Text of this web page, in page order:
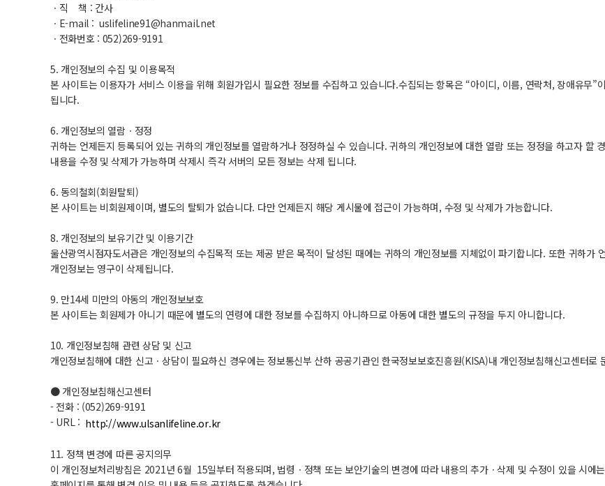
ㆍ직 책 : 간사
ㆍE-mail : uslifeline91@hanmail.net
ㆍ전화번호 : 052)269-9191
5. 개인정보의 수집 및 이용목적
본 사이트는 이용자가 서비스 이용을 위해 회원가입시 필요한 정보를 수집하고 있습니다.수집되는 항목은 “아이디, 이름, 연락처, 장애유무
됩니다.
6. 개인정보의 열람ㆍ정정
귀하는 언제든지 등록되어 있는 귀하의 개인정보를 열람하거나 정정하실 수 있습니다. 귀하의 개인정보에 대한 열람 또는 정정을 하고자 할
내용을 수정 및 삭제가 가능하며 삭제시 즉각 서버의 모든 정보는 삭제 됩니다.
6. 동의철회(회원탈퇴)
본 사이트는 비회원제이며, 별도의 탈퇴가 없습니다. 다만 언제든지 해당 게시물에 접근이 가능하며, 수정 및 삭제가 가능합니다.
8. 개인정보의 보유기간 및 이용기간
울산광역시점자도서관은 개인정보의 수집목적 또는 제공 받은 목적이 달성된 때에는 귀하의 개인정보를 지체없이 파기합니다. 또한 귀하가
개인정보는 영구이 삭제됩니다.
9. 만14세 미만의 아동의 개인정보보호
본 사이트는 회원제가 아니기 때문에 별도의 연령에 대한 정보를 수집하지 아니하므로 아동에 대한 별도의 규정을 두지 아니합니다.
10. 개인정보침해 관련 상담 및 신고
개인정보침해에 대한 신고ㆍ상담이 필요하신 경우에는 정보통신부 산하 공공기관인 한국정보보호진흥원(KISA)내 개인정보침해신고센터로
● 개인정보침해신고센터
- 전화 : (052)269-9191
- URL : http://www.ulsanlifeline.or.kr
11. 정책 변경에 따른 공지의무
이 개인정보처리방침은 2021년 6월 15일부터 적용되며, 법령ㆍ정책 또는 보안기술의 변경에 따라 내용의 추가ㆍ삭제 및 수정이 있을 시에